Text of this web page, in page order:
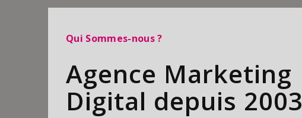
Qui Sommes-nous ?
Agence Marketing
Digital depuis 2003